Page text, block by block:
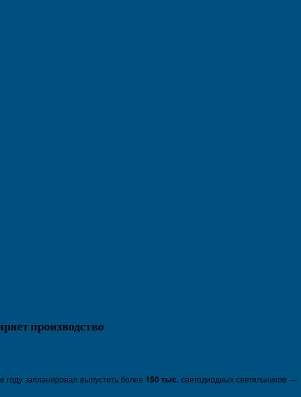
производство
году запланировал выпустить более 150 тыс. светодиодных светильников —